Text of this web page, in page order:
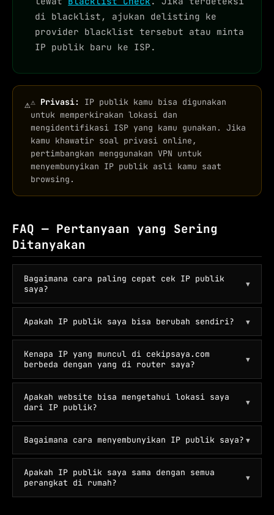
di blacklist, ajukan delisting ke
provider blacklist tersebut atau minta
IP publik baru ke ISP.
⚠⚠️ Privasi:
IP publik kamu bisa digunakan
untuk memperkirakan lokasi dan
mengidentifikasi ISP yang kamu gunakan. Jika
kamu khawatir soal privasi online,
pertimbangkan menggunakan VPN untuk
menyembunyikan IP publik asli kamu saat
browsing.
FAQ — Pertanyaan yang Sering
Ditanyakan
Bagaimana cara paling cepat cek IP publik
saya?
▼
Apakah IP publik saya bisa berubah sendiri? ▼
Kenapa IP yang muncul di cekipsaya.com
berbeda dengan yang di router saya?
▼
Apakah website bisa mengetahui lokasi saya
dari IP publik?
▼
Bagaimana cara menyembunyikan IP publik saya? ▼
Apakah IP publik saya sama dengan semua
perangkat di rumah?
▼